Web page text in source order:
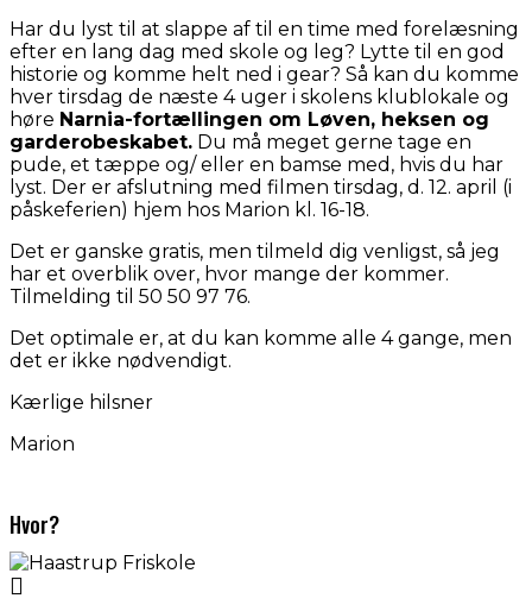
Har du lyst til at slappe af til en time med forelæsning
efter en lang dag med skole og leg? Lytte til en god
historie og komme helt ned i gear? Så kan du komme
hver tirsdag de næste 4 uger i skolens klublokale og
høre Narnia-fortællingen om Løven, heksen og
garderobeskabet. Du må meget gerne tage en
pude, et tæppe og/ eller en bamse med, hvis du har
lyst. Der er afslutning med filmen tirsdag, d. 12. april (i
påskeferien) hjem hos Marion kl. 16-18.
Det er ganske gratis, men tilmeld dig venligst, så jeg
har et overblik over, hvor mange der kommer.
Tilmelding til 50 50 97 76.
Det optimale er, at du kan komme alle 4 gange, men
det er ikke nødvendigt.
Kærlige hilsner
Marion
Hvor?